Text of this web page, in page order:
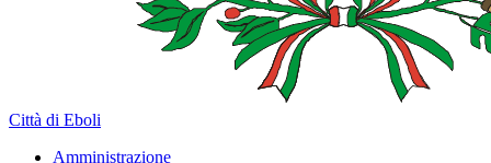
Città di Eboli
Amministrazione